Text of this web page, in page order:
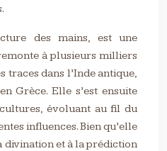
des mains, est une
à plusieurs milliers
traces dans l’Inde antique,
Grèce. Elle s’est ensuite
évoluant au fil du
influences. Bien qu’elle
divination et à la prédiction